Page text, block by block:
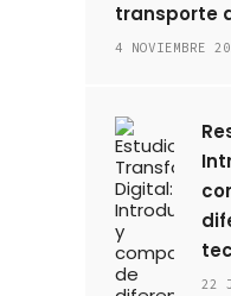
transporte
4 NOVIEMBRE
22